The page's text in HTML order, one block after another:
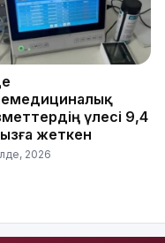
үлесі 9,4
жеткен
2026